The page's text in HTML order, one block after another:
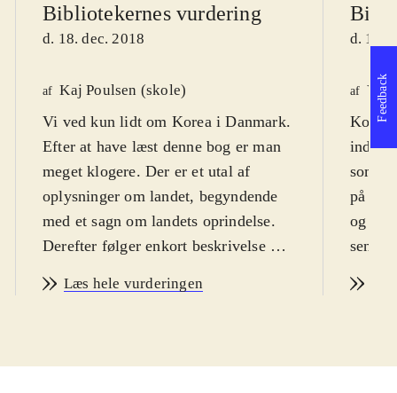
Bibliotekernes vurdering
d. 18. dec. 2018
af Kaj Poulsen (skole)
Vi ved kun lidt om Korea i Danmark.
Efter at have læst denne bog er man
meget klogere. Der er et utal af
oplysninger om landet, begyndende
med et sagn om landets oprindelse.
Derefter følger enkort beskrivelse af
er Sydkorea, der er tale om. Landets
tilbage fra ca. 400 f.Kr. og optil vore
Læs hele vurderingen
d. 18.
af
Korea
indtil
som
på
og
m.v.
Feedback